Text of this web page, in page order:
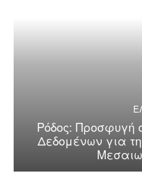
Ρόδος: Προσφυγή
Δεδομένων για